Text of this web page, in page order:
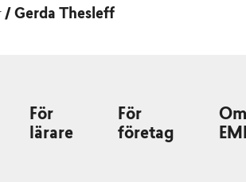
/ Gerda Thesleff
För
lärare
För
företag
Om